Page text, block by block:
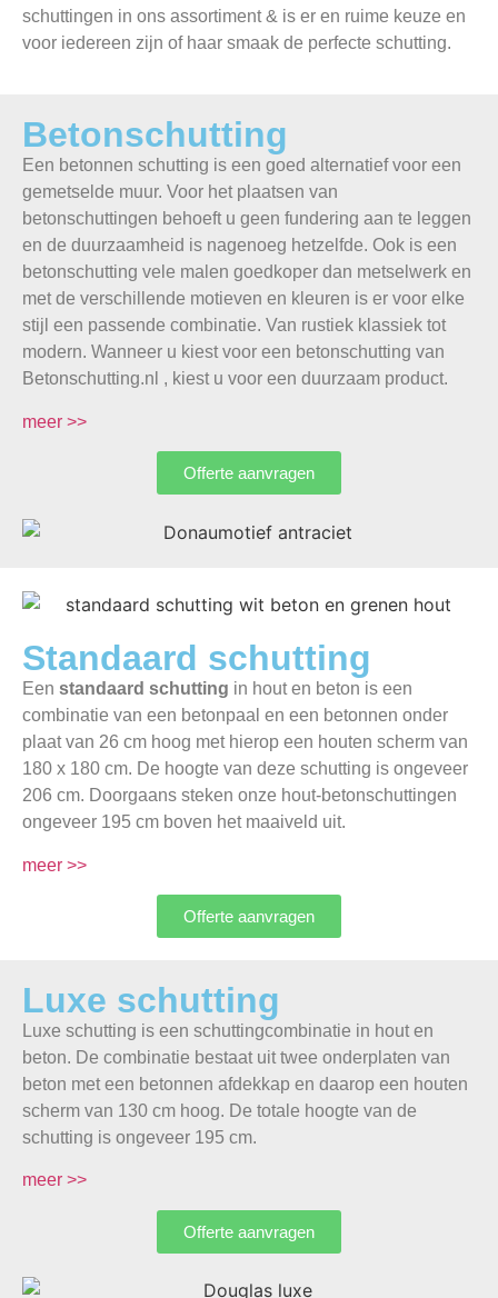
schuttingen in ons assortiment & is er en ruime keuze en
voor iedereen zijn of haar smaak de perfecte schutting.
Betonschutting
Een betonnen schutting is een goed alternatief voor een
gemetselde muur. Voor het plaatsen van
betonschuttingen behoeft u geen fundering aan te leggen
en de duurzaamheid is nagenoeg hetzelfde. Ook is een
betonschutting vele malen goedkoper dan metselwerk en
met de verschillende motieven en kleuren is er voor elke
stijl een passende combinatie. Van rustiek klassiek tot
modern. Wanneer u kiest voor een betonschutting van
Betonschutting.nl , kiest u voor een duurzaam product.
meer >>
Offerte aanvragen
Standaard schutting
Een standaard schutting in hout en beton is een
combinatie van een betonpaal en een betonnen onder
plaat van 26 cm hoog met hierop een houten scherm van
180 x 180 cm. De hoogte van deze schutting is ongeveer
206 cm. Doorgaans steken onze hout-betonschuttingen
ongeveer 195 cm boven het maaiveld uit.
meer >>
Offerte aanvragen
Luxe schutting
Luxe schutting is een schuttingcombinatie in hout en
beton. De combinatie bestaat uit twee onderplaten van
beton met een betonnen afdekkap en daarop een houten
scherm van 130 cm hoog. De totale hoogte van de
schutting is ongeveer 195 cm.
meer >>
Offerte aanvragen